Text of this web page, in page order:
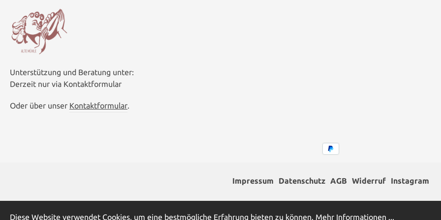
Unterstützung und Beratung unter:
Derzeit nur via Kontaktformular
Oder über unser Kontaktformular.
Impressum Datenschutz AGB Widerruf Instagram
Diese Website verwendet Cookies, um eine bestmögliche Erfahrung bieten zu können. Mehr Informationen ...